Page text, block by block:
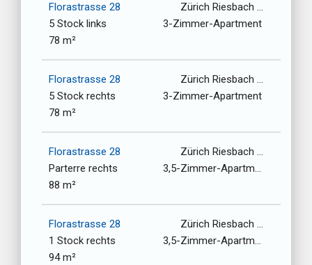
Florastrasse 28
Zürich Riesbach / 8008
5 Stock links
3-Zimmer-Apartment
78 m²
Florastrasse 28
Zürich Riesbach / 8008
5 Stock rechts
3-Zimmer-Apartment
78 m²
Florastrasse 28
Zürich Riesbach / 8008
Parterre rechts
3,5-Zimmer-Apartment
88 m²
Florastrasse 28
Zürich Riesbach / 8008
1 Stock rechts
3,5-Zimmer-Apartment
94 m²